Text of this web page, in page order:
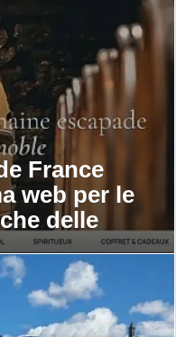
France
web per le
delle